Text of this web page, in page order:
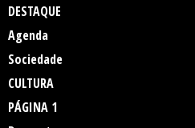
DESTAQUE
Agenda
Sociedade
CULTURA
PÁGINA 1